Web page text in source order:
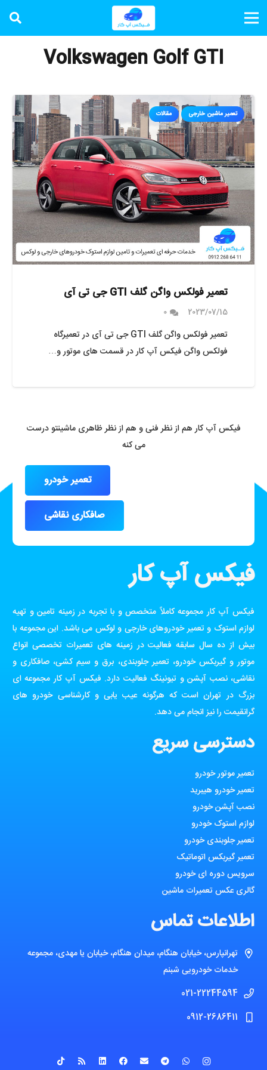
Volkswagen Golf GTI
تعمیر ماشین خارجی مقالات
تعمیر فولکس واگن گلف GTI جی تی آی
2023/07/15
0
تعمیر فولکس واگن گلف GTI جی تی آی در تعمیرگاه
فولکس واگن فیکس آپ کار در قسمت های موتور و…
فیکس آپ کار هم از نظر فنی و هم از نظر ظاهری ماشینتو درست
می کنه
تعمیر خودرو
صافکاری نقاشی
فیکس آپ کار
فیکس آپ کار مجموعه کاملاً متخصص و با تجربه در زمینه تامین و تهیه
لوازم استوک و تعمیر خودروهای خارجی و لوکس می باشد. این مجموعه با
بیش از ده سال سابقه فعالیت در زمینه های تعمیرات تخصصی انواع
موتور و گیربکس خودرو، تعمیر جلوبندی، برق و سیم کشی، صافکاری و
نقاشی، نصب آپشن و تیونینگ فعالیت دارد. فیکس آپ کار مجموعه ای
بزرگ در تهران است که هرگونه عیب یابی و کارشناسی خودرو های
گرانقیمت را نیز انجام می دهد.
دسترسی سریع
تعمیر موتور خودرو
تعمیر خودرو هیبرید
نصب آپشن خودرو
لوازم استوک خودرو
تعمیر جلوبندی خودرو
تعمیر گیربکس اتوماتیک
سرویس دوره ای خودرو
گالری عکس تعمیرات ماشین
اطلاعات تماس
تهرانپارس، خیابان هنگام، میدان هنگام، خیابان یا مهدی، مجموعه
خدمات خودرویی شبنم
021-22244594
0912-2686411